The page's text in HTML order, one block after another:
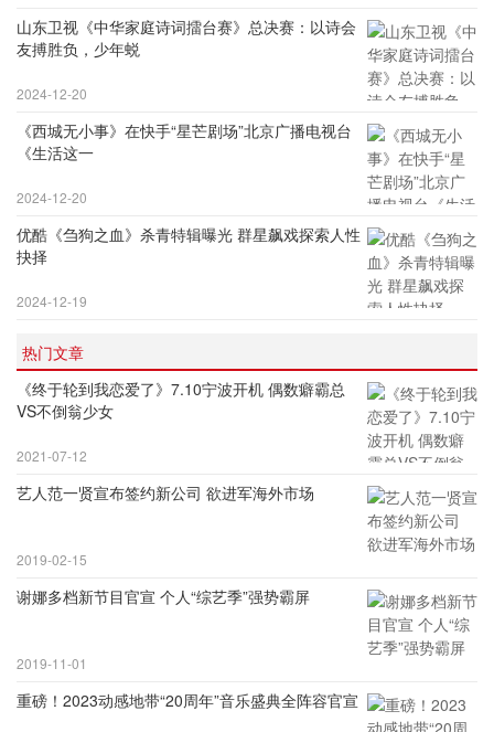
山东卫视《中华家庭诗词擂台赛》总决赛：以诗会
友搏胜负，少年蜕
2024-12-20
《西城无小事》在快手“星芒剧场”北京广播电视台
《生活这一
2024-12-20
优酷《刍狗之血》杀青特辑曝光 群星飙戏探索人性
抉择
2024-12-19
热门文章
《终于轮到我恋爱了》7.10宁波开机 偶数癖霸总
VS不倒翁少女
2021-07-12
艺人范一贤宣布签约新公司 欲进军海外市场
2019-02-15
谢娜多档新节目官宣 个人“综艺季”强势霸屏
2019-11-01
重磅！2023动感地带“20周年”音乐盛典全阵容官宣